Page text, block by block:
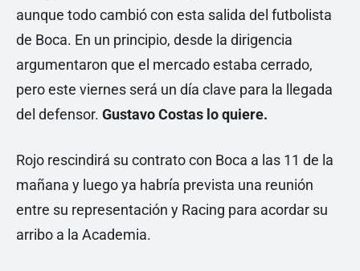
aunque todo cambió con esta salida del futbolista
de Boca. En un principio, desde la dirigencia
argumentaron que el mercado estaba cerrado,
pero este viernes será un día clave para la llegada
del defensor. Gustavo Costas lo quiere.
Rojo rescindirá su contrato con Boca a las 11 de la
mañana y luego ya habría prevista una reunión
entre su representación y Racing para acordar su
arribo a la Academia.